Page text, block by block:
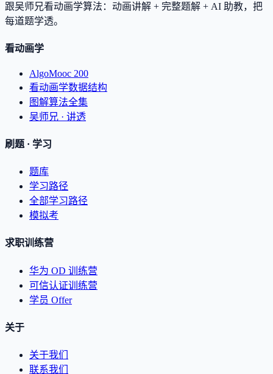
跟吴师兄看动画学算法：动画讲解 + 完整题解 + AI 助教，把
每道题学透。
看动画学
AlgoMooc 200
看动画学数据结构
图解算法全集
吴师兄 · 讲透
刷题 · 学习
题库
学习路径
全部学习路径
模拟考
求职训练营
华为 OD 训练营
可信认证训练营
学员 Offer
关于
关于我们
联系我们